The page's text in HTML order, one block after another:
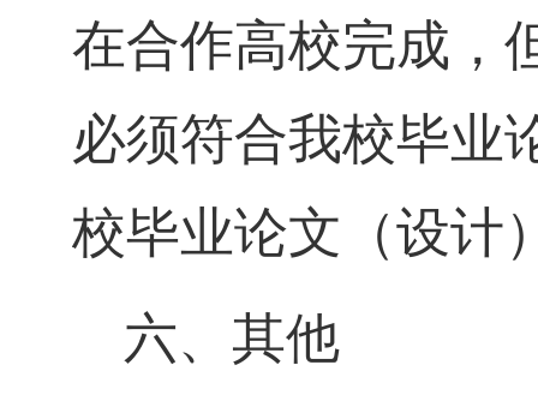
在合作高校完成，
必须符合我校毕业
校毕业论文（设计
六、其他